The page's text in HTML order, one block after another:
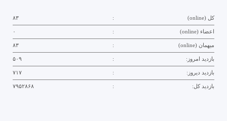
کل (online) : ۸۳
اعضاء (online) : ۰
میهمان (online) : ۸۳
بازدید امروز: : ۵۰۹
بازدید دیروز: : ۷۱۷
بازدید کل: : ۷۹۵۲۸۶۸